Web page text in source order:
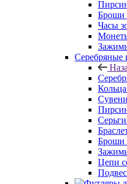
Броши
Часы
Серебряные
Броши
Цепи